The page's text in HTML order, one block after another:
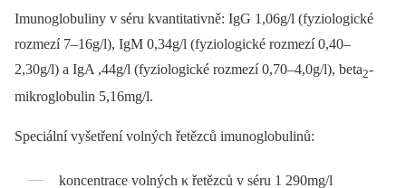
Imunoglobuliny v séru kvantitativně: IgG 1,06g/l (fyziologické
rozmezí 7–16g/l), IgM 0,34g/l (fyziologické rozmezí 0,40–
2,30g/l) a IgA ,44g/l (fyziologické rozmezí 0,70–4,0g/l), beta2-
mikroglobulin 5,16mg/l.
Speciální vyšetření volných řetězců imunoglobulinů:
koncentrace volných κ řetězců v séru 1 290mg/l